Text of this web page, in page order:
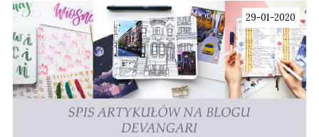
29-01-2020